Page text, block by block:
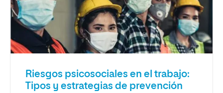
Riesgos psicosociales en el trabajo:
Tipos y estrategias de prevención